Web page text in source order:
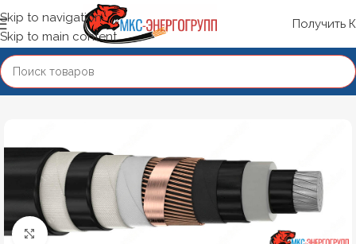
Skip to navigation
Skip to main content
Получить
Нажмите, чтобы увеличить